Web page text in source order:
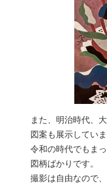
また、明治時代、
図案も展示していま
令和の時代でもま
図柄ばかりです。
撮影は自由なので